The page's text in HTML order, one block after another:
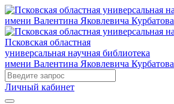
Псковская областная
универсальная научная библиотека
имени Валентина Яковлевича Курбатова
Личный кабинет